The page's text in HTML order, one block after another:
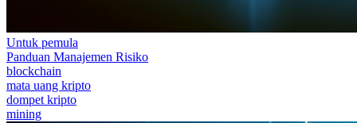
Untuk pemula
Panduan Manajemen Risiko
blockchain
mata uang kripto
dompet kripto
mining